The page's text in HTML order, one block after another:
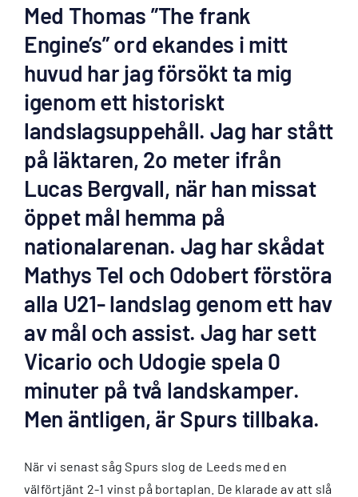
Med Thomas ”The frank
Engine’s” ord ekandes i mitt
huvud har jag försökt ta mig
igenom ett historiskt
landslagsuppehåll. Jag har stått
på läktaren, 2o meter ifrån
Lucas Bergvall, när han missat
öppet mål hemma på
nationalarenan. Jag har skådat
Mathys Tel och Odobert förstöra
alla U21- landslag genom ett hav
av mål och assist. Jag har sett
Vicario och Udogie spela 0
minuter på två landskamper.
Men äntligen, är Spurs tillbaka.
När vi senast såg Spurs slog de Leeds med en
välförtjänt 2-1 vinst på bortaplan. De klarade av att slå